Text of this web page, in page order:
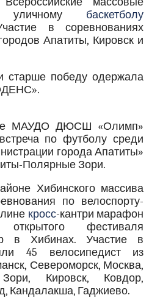
уличному баскетболу
в соревнованиях
Апатиты, Кировск и
старше победу одержала
МАУДО ДЮСШ «Олимп»
по футболу среди
города Апатиты»
Полярные Зори.
Хибинского массива
по велоспорту-
кросс-кантри марафон
фестиваля
в Хибинах. Участие в
45 велосипедист из
Североморск, Москва,
Кировск, Ковдор,
Кандалакша, Гаджиево.